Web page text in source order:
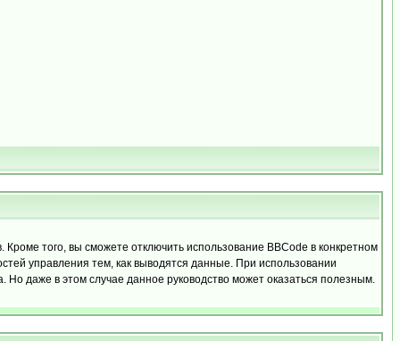
того, вы сможете отключить использование BBCode в конкретном
управления тем, как выводятся данные. При использовании
даже в этом случае данное руководство может оказаться полезным.